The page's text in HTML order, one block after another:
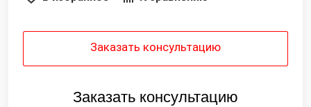
Заказать консультацию
Заказать консультацию